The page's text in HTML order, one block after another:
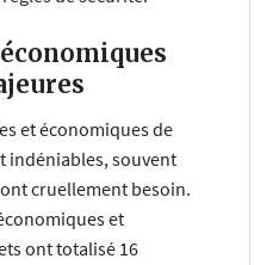
et économiques de
indéniables, souvent
cruellement besoin.
et
ont totalisé 16